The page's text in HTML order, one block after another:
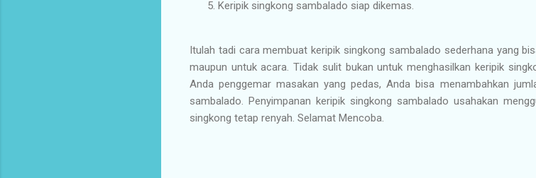
Keripik singkong sambalado siap dikemas.
Itulah tadi cara membuat keripik singkong sambalado sederhana yang
maupun untuk acara. Tidak sulit bukan untuk menghasilkan keripik
Anda penggemar masakan yang pedas, Anda bisa menambahkan
sambalado. Penyimpanan keripik singkong sambalado usahakan
singkong tetap renyah. Selamat Mencoba.